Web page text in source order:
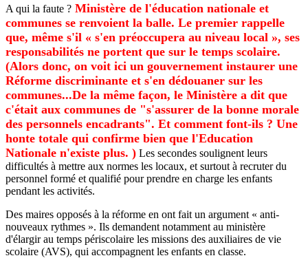
A qui la faute ? Ministère de l'éducation nationale et
communes se renvoient la balle. Le premier rappelle
que, même s'il « s'en préoccupera au niveau local », ses
responsabilités ne portent que sur le temps scolaire.
(Alors donc, on voit ici un gouvernement instaurer une
Réforme discriminante et s'en dédouaner sur les
communes...De la même façon, le Ministère a dit que
c'était aux communes de "s'assurer de la bonne morale
des personnels encadrants". Et comment font-ils ? Une
honte totale qui confirme bien que l'Education
Nationale n'existe plus. ) Les secondes soulignent leurs
difficultés à mettre aux normes les locaux, et surtout à recruter du
personnel formé et qualifié pour prendre en charge les enfants
pendant les activités.
Des maires opposés à la réforme en ont fait un argument « anti-
nouveaux rythmes ». Ils demandent notamment au ministère
d'élargir au temps périscolaire les missions des auxiliaires de vie
scolaire (AVS), qui accompagnent les enfants en classe.